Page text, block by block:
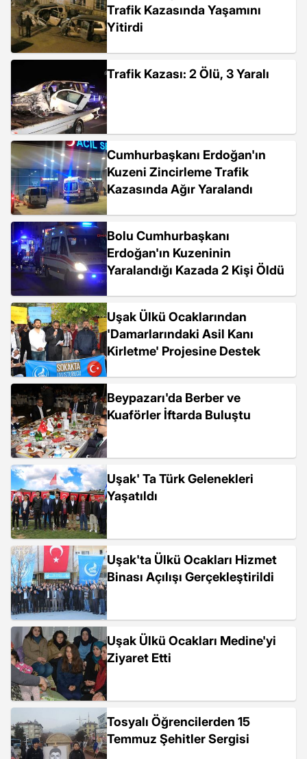
Trafik Kazasında Yaşamını
Yitirdi
Trafik Kazası: 2 Ölü, 3 Yaralı
Cumhurbaşkanı Erdoğan'ın
Kuzeni Zincirleme Trafik
Kazasında Ağır Yaralandı
Bolu Cumhurbaşkanı
Erdoğan'ın Kuzeninin
Yaralandığı Kazada 2 Kişi Öldü
Uşak Ülkü Ocaklarından
'Damarlarındaki Asil Kanı
Kirletme' Projesine Destek
Beypazarı'da Berber ve
Kuaförler İftarda Buluştu
Uşak' Ta Türk Gelenekleri
Yaşatıldı
Uşak'ta Ülkü Ocakları Hizmet
Binası Açılışı Gerçekleştirildi
Uşak Ülkü Ocakları Medine'yi
Ziyaret Etti
Tosyalı Öğrencilerden 15
Temmuz Şehitler Sergisi